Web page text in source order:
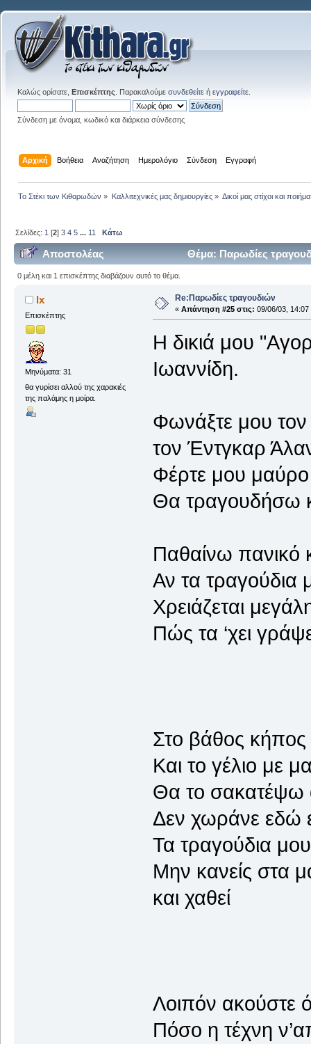
Καλώς ορίσατε, Επισκέπτης . Παρακαλούμε συνδεθείτε ή εγγραφείτε
Σύνδεση με όνομα, κωδικό και διάρκεια σύνδεσης
Αρχική Βοήθεια Αναζήτηση Ημερολόγιο Σύνδεση Εγγραφή
Το Στέκι των Κιθαρωδών » Καλλιτεχνικές μας δημιουργίες» Δικοί μας στίχοι και
Σελίδες: 1 [2]3 4 5 ... 11 Κάτω
Αποστολέας Θέμα: Παρωδίες
0 μέλη και 1 επισκέπτης διαβάζουν αυτό το θέμα.
lx
Επισκέπτης
Μηνύματα: 31
θα γυρίσει αλλού της χαρακιές
της παλάμης η μοίρα.
Re:Παρωδίες τραγουδιών
« Απάντηση #25 στις: 09/06/03, 14:07
H δικιά μου
Iωαννίδη.
Φωνάξτε μου
τον Έντγκαρ
Φέρτε μου μαύρο
Θα τραγουδήσω
Παθαίνω πανικό
Αν τα τραγούδια
Χρειάζεται
Πώς τα ‘χει
Στο βάθος κήπος
Και το γέλιο με
Θα το σακατέψω
Δεν χωράνε εδώ
Τα τραγούδια
Mην κανείς στα
και χαθεί
Λοιπόν ακούστε
Πόσο η τέχνη